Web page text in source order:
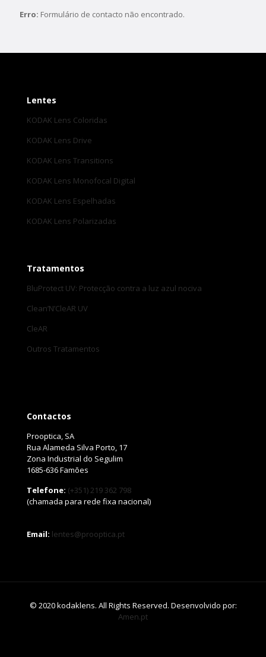
Erro: Formulário de contacto não encontrado.
Lentes
KODAK Lens Coloridas
KODAK Lens Drive
KODAK Lens Transitions
KODAK Lens Monofocal Digital
KODAK Lens Espelhadas
KODAK Lens Polarizadas
Tratamentos
BluProtect UV: Protecção contra a luz azul nociva
Clean’N’CleAR UV
CleAR
Outros Tratamentos
Contactos
Prooptica, SA
Rua Alameda Silva Porto, 17
Zona Industrial do Segulim
1685-636 Famões
Telefone: (+351) 219 362 798
(chamada para rede fixa nacional)
Email: lentes@prooptica.pt
© 2020 kodaklens. All Rights Reserved. Desenvolvido por:
Amen.pt